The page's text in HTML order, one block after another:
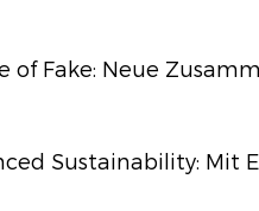
of Fake: Neue
Sustainability: